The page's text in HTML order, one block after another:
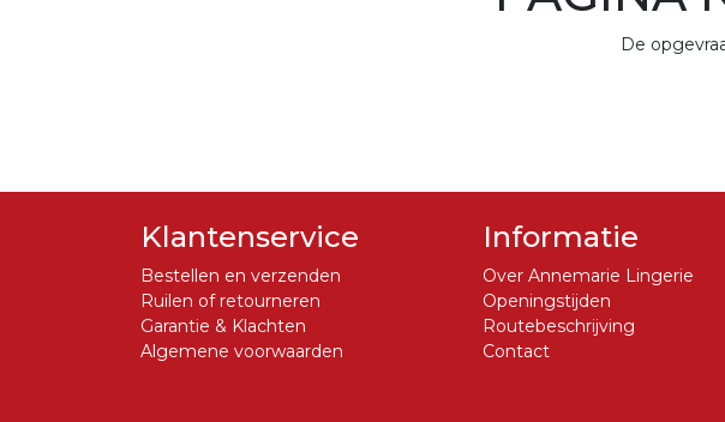
De
Klantenservice
Bestellen en verzenden
Ruilen of retourneren
Garantie & Klachten
Algemene voorwaarden
Informatie
Over Annemarie Lingerie
Openingstijden
Routebeschrijving
Contact